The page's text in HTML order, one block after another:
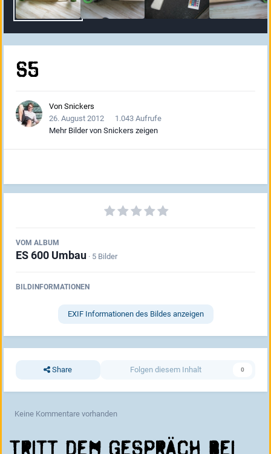
s5
Von Snickers
26. August 2012
1.043 Aufrufe
Mehr Bilder von Snickers zeigen
VOM ALBUM
ES 600 Umbau · 5 Bilder
BILDINFORMATIONEN
EXIF Informationen des Bildes anzeigen
Share Folgen diesem Inhalt 0
Keine Kommentare vorhanden
Tritt dem Gespräch bei